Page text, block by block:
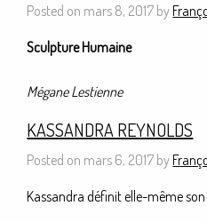
Posted on mars 8, 2017 by
Sculpture Humaine
Mégane Lestienne
KASSANDRA REYNOLDS
Posted on mars 6, 2017 by
Kassandra définit elle-même